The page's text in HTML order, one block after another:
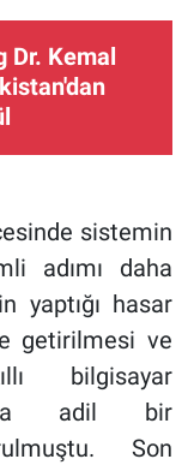
Dr. Kemal
sistemin
adımı daha
yaptığı hasar
getirilmesi ve
bilgisayar
adil bir
Son